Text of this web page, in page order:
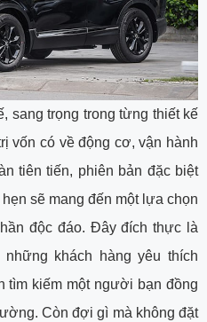
sang trọng trong từng thiết kế
vốn có về động cơ, vận hành
tiên tiến, phiên bản đặc biệt
sẽ mang đến một lựa chọn
độc đáo. Đây đích thực là
khách hàng yêu thích
tìm kiếm một người bạn đồng
Còn đợi gì mà không đặt